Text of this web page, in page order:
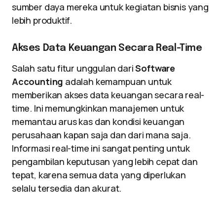
sumber daya mereka untuk kegiatan bisnis yang
lebih produktif.
Akses Data Keuangan Secara Real-Time
Salah satu fitur unggulan dariSoftware
Accounting adalah kemampuan untuk
memberikan akses data keuangan secara real-
time. Ini memungkinkan manajemen untuk
memantau arus kas dan kondisi keuangan
perusahaan kapan saja dan dari mana saja.
Informasi real-time ini sangat penting untuk
pengambilan keputusan yang lebih cepat dan
tepat, karena semua data yang diperlukan
selalu tersedia dan akurat.